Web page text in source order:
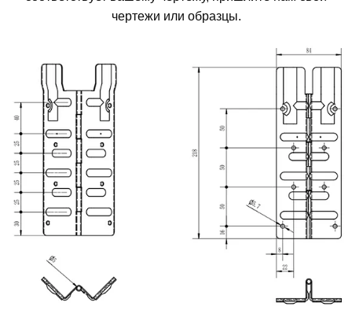
чертежи или образцы.